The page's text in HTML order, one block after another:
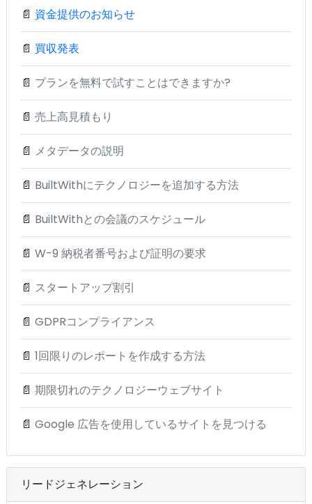
📄 資金提供のお知らせ
📄 買収発表
📄 プランを無料で試すことはできますか?
📄 売上高見積もり
📄 メタデータの説明
📄 BuiltWithにテクノロジーを追加する方法
📄 BuiltWithとの会議のスケジュール
📄 W-9 納税者番号および証明の要求
📄 スタートアップ割引
📄 GDPRコンプライアンス
📄 1回限りのレポートを作成する方法
📄 期限切れのテクノロジーウェブサイト
📄 Google 広告を使用しているサイトを見つける
リードジェネレーション